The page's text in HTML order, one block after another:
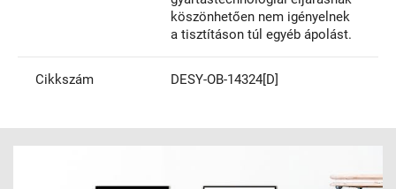
köszönhetően nem igényelnek
a tisztításon túl egyéb ápolást.
Cikkszám DESY-OB-14324[D]